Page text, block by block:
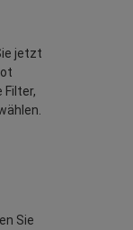
jetzt
Filter,
Sie